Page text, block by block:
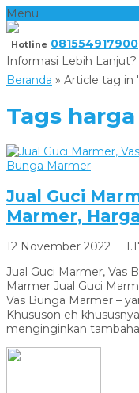
Menu
Hotline 081554917900
Informasi Lebih Lanjut?
Beranda » Article tag in
Tags
Jual Guci
Marmer,
12 November 2022
Jual Guci Marmer, Vas
Marmer Jual Guci
Vas Bunga Marmer –
Khususon eh
menginginkan